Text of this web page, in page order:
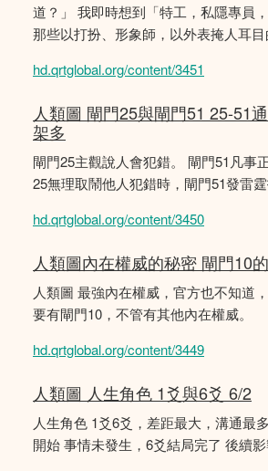
道？」 我即時想到「特工，私隱專員
那些以打扮、形象師，以外表掩人耳目
hd.qrtglobal.org/content/3451
人類圖 閘門25與閘門51 25-51
架多
閘門25主觀說人會犯錯。 閘門51凡事
25無理取鬧他人犯錯時，閘門51發雷霆
hd.qrtglobal.org/content/3450
人類圖內在權威的秘密 閘門10
人類圖 最強內在權威，官方也不知道
要有閘門10，不管有其他內在權威。
hd.qrtglobal.org/content/3449
人類圖 人生角色 1爻與6爻 6/2
人生角色 1爻6爻，差距最大，溝通最
開始 事情未發生，6爻結局完了 後續影